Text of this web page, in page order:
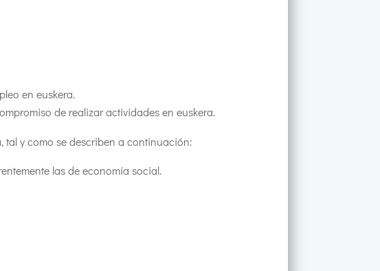
en euskera.
de realizar actividades en euskera.
tal y como se describen a continuación:
las de economía social.